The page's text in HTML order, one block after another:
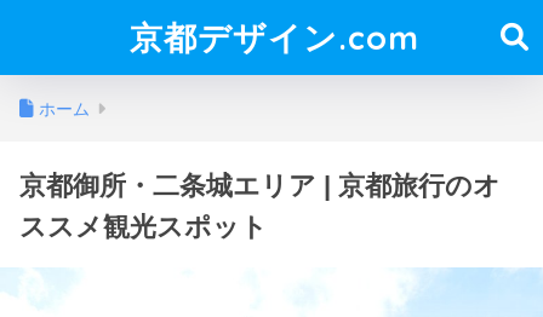
京都デザイン.com
ホーム
京都御所・二条城エリア | 京都旅行のオ
ススメ観光スポット